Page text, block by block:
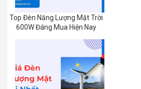
Top Đèn Năng Lượng Mặt Trời
600W Đáng Mua Hiện Nay